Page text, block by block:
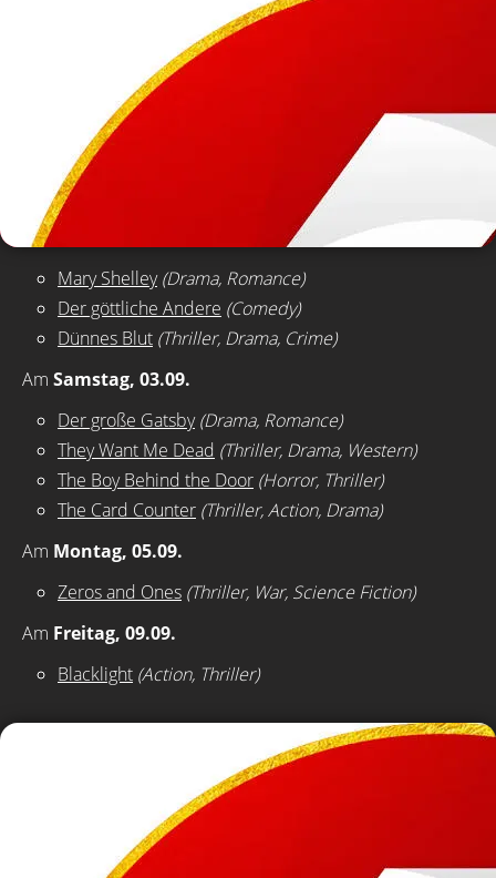
Mary Shelley (Drama, Romance)
Der göttliche Andere (Comedy)
Dünnes Blut (Thriller, Drama, Crime)
Am Samstag, 03.09.
Der große Gatsby (Drama, Romance)
They Want Me Dead (Thriller, Drama, Western)
The Boy Behind the Door (Horror, Thriller)
The Card Counter (Thriller, Action, Drama)
Am Montag, 05.09.
Zeros and Ones (Thriller, War, Science Fiction)
Am Freitag, 09.09.
Blacklight (Action, Thriller)